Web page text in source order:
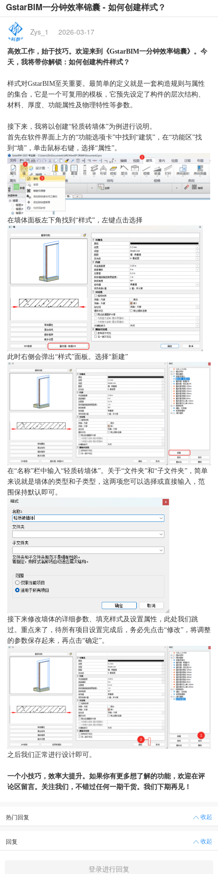
GstarBIM一分钟效率锦囊 - 如何创建样式？
Zys_1 2026-03-17
高效工作，始于技巧。欢迎来到《GstarBIM一分钟效率锦囊》。今
天，我将带你解锁： 如何创建构件样式？
样式对GstarBIM至关重要。最简单的定义就是一套构造规则与属性
的集合，它是一个可复用的模板，它预先设定了构件的层次结构、
材料、厚度、功能属性及物理特性等参数。
接下来，我将以创建“轻质砖墙体”为例进行说明。
首先在软件界面上方的“功能选项卡”中找到“建筑”，在“功能区”找
到“墙”，单击鼠标右键，选择“属性”。
在墙体面板左下角找到 “样式”，左键点击选择
此时右侧会弹出“样式”面板。选择“新建”
在“名称”栏中输入“轻质砖墙体”。关于“文件夹”和“子文件夹”，简单
来说就是墙体的类型和子类型，这两项您可以选择或直接输入，范
围保持默认即可。
接下来修改墙体的详细参数、填充样式及设置属性，此处我们跳
过。重点来了，待所有项目设置完成后，务必先点击“修改”，将调整
的参数保存起来，再点击“确定”。
之后我们正常进行设计即可。
一个小技巧，效率大提升。如果你有更多想了解的功能，欢迎在评
论区留言。关注我们，不错过任何一期干货。我们下期再见！
热门回复 收起
回复 收起
登录进行回复